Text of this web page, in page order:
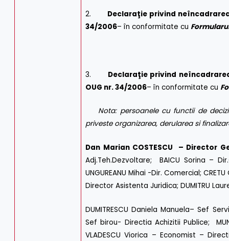
2. Declaraţie privind n
34/2006– în conformitate cu
3. Declaraţie privind n
OUG nr. 34/2006– în conformitate cu
Nota: persoanele cu functii de
priveste organizarea, derularea si
Dan Marian COSTESCU – Director
Adj.Teh.Dezvoltare; BAICU Sorina –
UNGUREANU Mihai -Dir. Comercial;
Director Asistenta Juridica; DUMITRU
DUMITRESCU Daniela Manuela– Sef
Sef birou- Directia Achizitii Publice;
VLADESCU Viorica – Economist –